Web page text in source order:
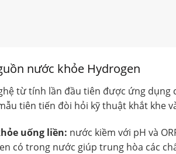
nước khỏe Hydrogen
từ tính lần đầu tiên được ứng
tiên tiến đòi hỏi kỹ thuật khắt khe
uống liền: nước kiềm với pH và
có trong nước giúp trung hòa các